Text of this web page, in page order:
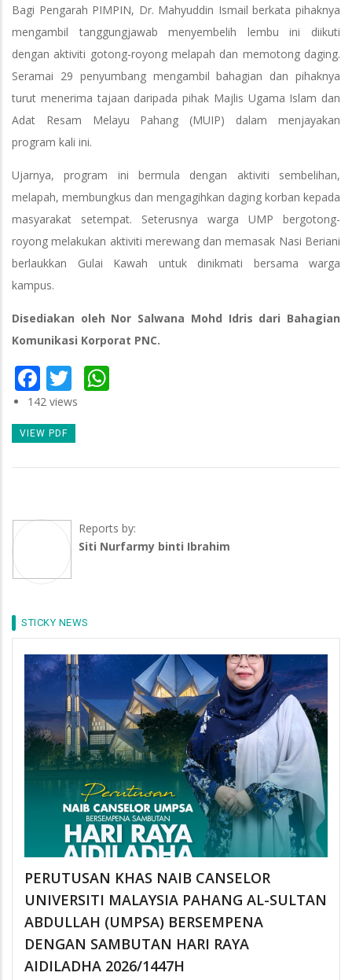
Bagi Pengarah PIMPIN, Dr. Mahyuddin Ismail berkata pihaknya
mengambil tanggungjawab menyembelih lembu ini diikuti
dengan aktiviti gotong-royong melapah dan memotong daging.
Seramai 29 penyumbang mengambil bahagian dan pihaknya
turut menerima tajaan daripada pihak Majlis Ugama Islam dan
Adat Resam Melayu Pahang (MUIP) dalam menjayakan
program kali ini.
Ujarnya, program ini bermula dengan aktiviti sembelihan,
melapah, membungkus dan mengagihkan daging korban kepada
masyarakat setempat. Seterusnya warga UMP bergotong-
royong melakukan aktiviti merewang dan memasak Nasi Beriani
berlaukkan Gulai Kawah untuk dinikmati bersama warga
kampus.
Disediakan oleh Nor Salwana Mohd Idris dari Bahagian
Komunikasi Korporat PNC.
Facebook
Twitter
142 views
VIEW PDF
Reports by:
Siti Nurfarmy binti Ibrahim
STICKY NEWS
PERUTUSAN KHAS NAIB CANSELOR
UNIVERSITI MALAYSIA PAHANG AL-SULTAN
ABDULLAH (UMPSA) BERSEMPENA
DENGAN SAMBUTAN HARI RAYA
AIDILADHA 2026/1447H